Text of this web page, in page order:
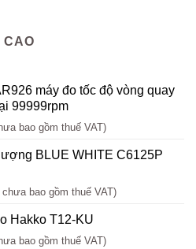
CAO
máy đo tốc độ vòng quay
99999rpm
bao gồm thuế VAT)
BLUE WHITE C6125P
chưa bao gồm thuế VAT)
Hakko T12-KU
bao gồm thuế VAT)